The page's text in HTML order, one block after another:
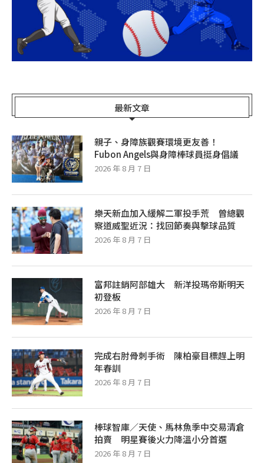
最新文章
親子、身障族觀賽環境更友善！
Fubon Angels與身障棒球員挺身倡議
2026 年 8 月 7 日
樂天新血加入緩解二軍投手荒 曾總觀
察道威聖近況：找回節奏與擊球品質
2026 年 8 月 7 日
富邦註銷阿部雄大 新洋投瑪帝斯明天
初登板
2026 年 8 月 7 日
完成右肘骨刺手術 陳柏豪目標趕上明
年春訓
2026 年 8 月 7 日
棒球智庫／天使、馬林魚季中交易清倉
拍賣 明星賽後火力降溫小分首選
2026 年 8 月 7 日